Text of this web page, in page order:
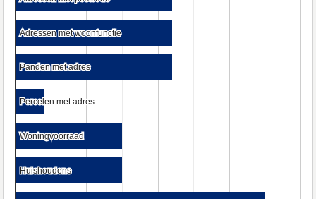
Adressen met woonfunctie
Adressen met woonfunctie
Panden met adres
Panden met adres
Percelen met adres
Percelen met adres
Woningvoorraad
Woningvoorraad
Huishoudens
Huishoudens